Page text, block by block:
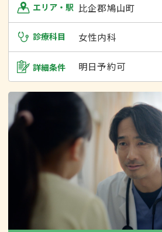
エリア・駅 比企郡鳩山町
診療科目 女性内科
詳細条件 明日予約可